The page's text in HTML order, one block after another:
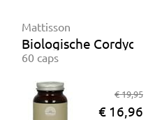
Mattisson
Biologische Cordyceps
60 caps
€ 19,95
€ 16,96